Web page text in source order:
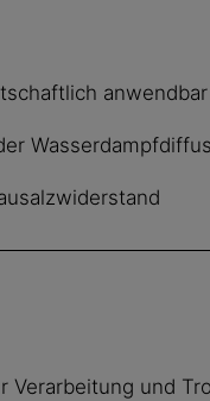
anwendbar
Verarbeitung und